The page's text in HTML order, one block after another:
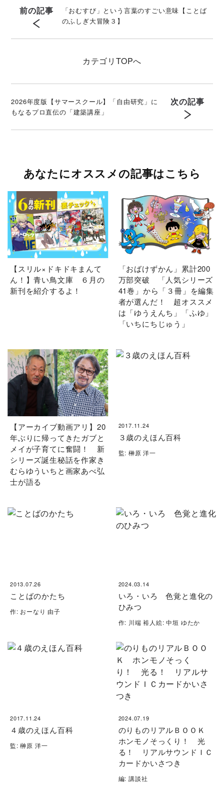
前の記事
「おむすび」という言葉のすごい意味【ことば
のふしぎ大冒険３】
カテゴリ TOPへ
2026年度版【サマースクール】「自由研究」に
もなるプロ直伝の「建築講座」
次の記事
あなたにオススメの記事はこちら
【スリル×ドキドキまんて
ん！】青い鳥文庫 ６月の
新刊を紹介するよ！
「おばけずかん」累計200
万部突破 「人気シリーズ
41巻」から「３冊」を編集
者が選んだ！ 超オススメ
は「ゆうえんち」「ふゆ」
「いちにちじゅう」
【アーカイブ動画アリ】20
年ぶりに帰ってきたガブと
メイが子育てに奮闘！ 新
シリーズ誕生秘話を作家き
むらゆういちと画家あべ弘
士が語る
2017.11.24
３歳のえほん百科
監: 榊原 洋一
2013.07.26
ことばのかたち
作: おーなり 由子
2024.03.14
いろ・いろ 色覚と進化の
ひみつ
作: 川端 裕人絵: 中垣 ゆたか
2017.11.24
４歳のえほん百科
監: 榊原 洋一
2024.07.19
のりものリアルＢＯＯＫ
ホンモノそっくり！ 光
る！ リアルサウンドＩＣ
カードかいさつき
編: 講談社